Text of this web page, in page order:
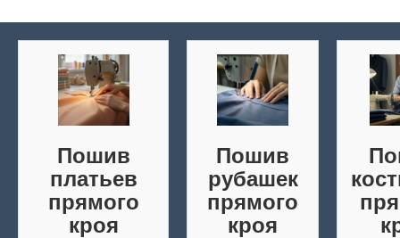
Пошив
платьев
прямого
кроя
Пошив
рубашек
прямого
кроя